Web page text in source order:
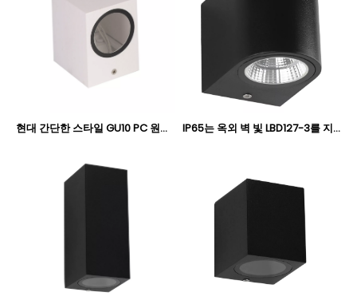
현대 간단한 스타일 GU10 PC 원스팟 IP65 야외 원형 북유럽 벽 조명 IP65 통 조명기구 조명 제조업체 TS127S-1 IP65는 옥외 벽 빛 LBD127-3를 지도했습니다